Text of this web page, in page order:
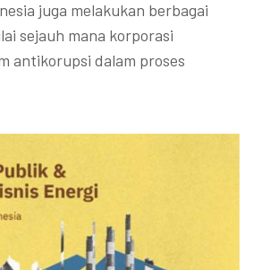
juga melakukan berbagai
sejauh mana korporasi
antikorupsi dalam proses